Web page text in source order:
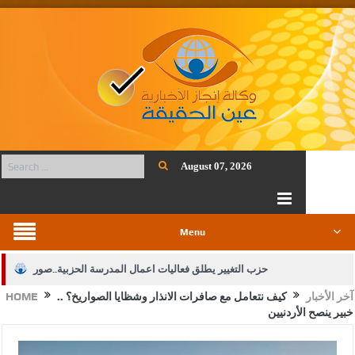
August 07, 2026
Menu
حزب التغيير يطلق فعاليات اعمال المدرسة الحزبية..صور
الجيش يفتح باب التجنيد لحملة البكالوريوس في الحقوق والقانونHOME آخر الأخبار
كيف نتعامل مع صافرات الانذار وشظايا الصواريخ؟ ..
خبير ينصح الأردنيين